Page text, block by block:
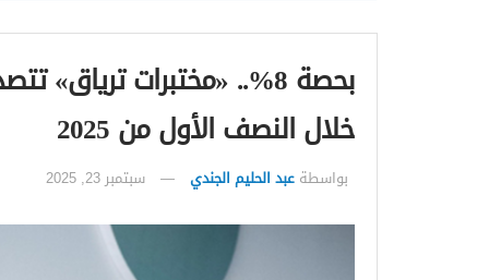
بحصة 8%.. «مختبرات
خلال النصف الأول من 2025
بواسطة عبد الحليم الجندي سبتمبر 23, 2025